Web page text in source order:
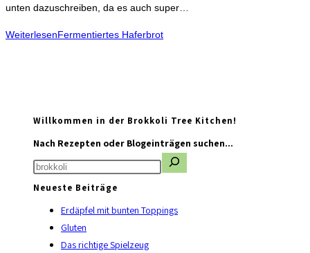
unten dazuschreiben, da es auch super…
WeiterlesenFermentiertes Haferbrot
Willkommen in der Brokkoli Tree Kitchen!
Nach Rezepten oder Blogeinträgen suchen...
Neueste Beiträge
Erdäpfel mit bunten Toppings
Gluten
Das richtige Spielzeug